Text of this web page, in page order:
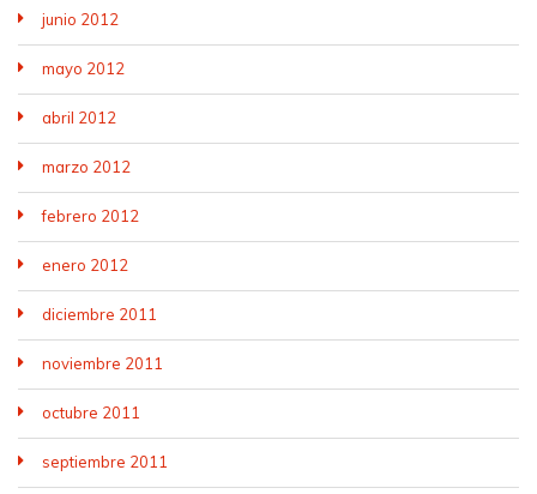
junio 2012
mayo 2012
abril 2012
marzo 2012
febrero 2012
enero 2012
diciembre 2011
noviembre 2011
octubre 2011
septiembre 2011